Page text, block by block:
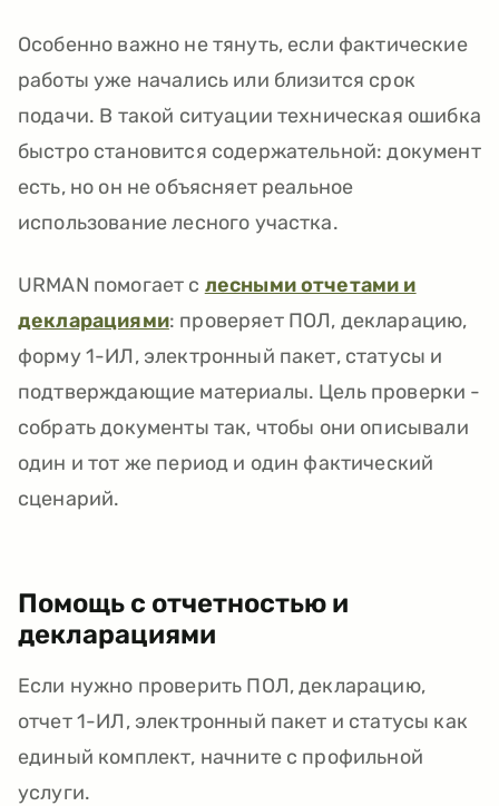
Особенно важно не тянуть, если фактические
работы уже начались или близится срок
подачи. В такой ситуации техническая ошибка
быстро становится содержательной: документ
есть, но он не объясняет реальное
использование лесного участка.
URMAN помогает с лесными отчетами и
декларациями: проверяет ПОЛ, декларацию,
форму 1-ИЛ, электронный пакет, статусы и
подтверждающие материалы. Цель проверки -
собрать документы так, чтобы они описывали
один и тот же период и один фактический
сценарий.
Помощь с отчетностью и
декларациями
Если нужно проверить ПОЛ, декларацию,
отчет 1-ИЛ, электронный пакет и статусы как
единый комплект, начните с профильной
услуги.